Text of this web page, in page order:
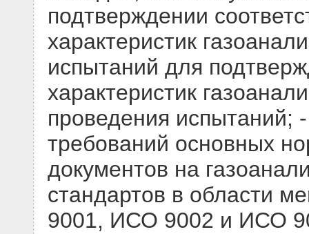
подтверждении
характеристик
испытаний для
характеристик
проведения испытаний;
требований основных
документов на
стандартов в области
9001, ИСО 9002 и ИСО